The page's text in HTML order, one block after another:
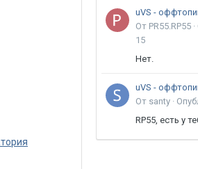
uVS -
От PR55.RP55 ·
15
Нет.
uVS -
От santy ·
RP55, есть у